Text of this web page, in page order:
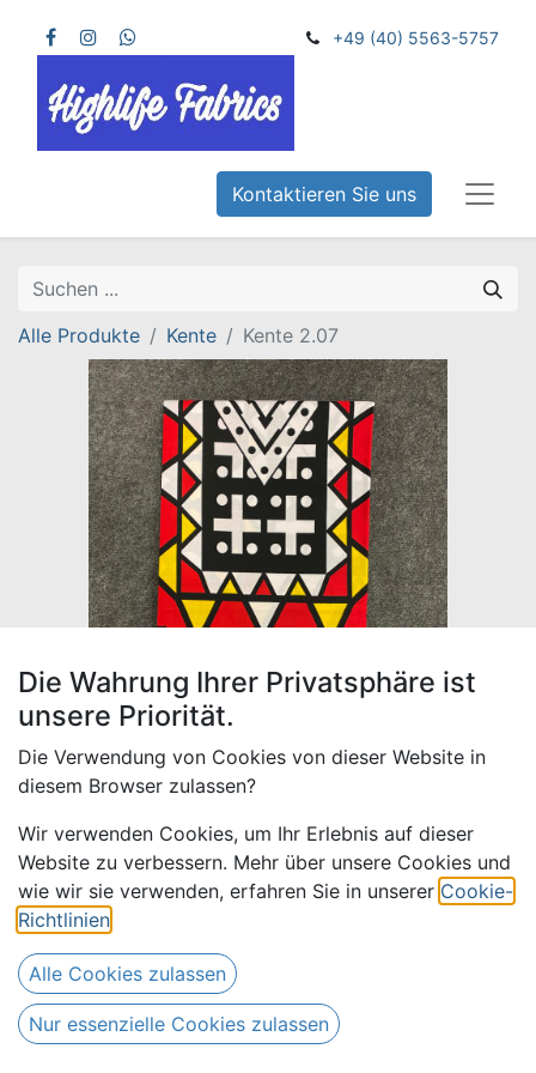
+49 (40) 5563-5757
Kontaktieren Sie uns
Alle Produkte Kente Kente 2.07
Kente 2.07
Farben: rot, schwarz, weiß, gelb
Waxprint aus 100% Baumwolle
33,00€ Alle Preise inkl. MwSt.zzgl.
Versandkosten
Die Wahrung Ihrer Privatsphäre ist
unsere Priorität.
Die Verwendung von Cookies von dieser Website in
diesem Browser zulassen?
Wir verwenden Cookies, um Ihr Erlebnis auf dieser
Website zu verbessern. Mehr über unsere Cookies und
wie wir sie verwenden, erfahren Sie in unserer Cookie-
Richtlinien
Alle Cookies zulassen
Nur essenzielle Cookies zulassen